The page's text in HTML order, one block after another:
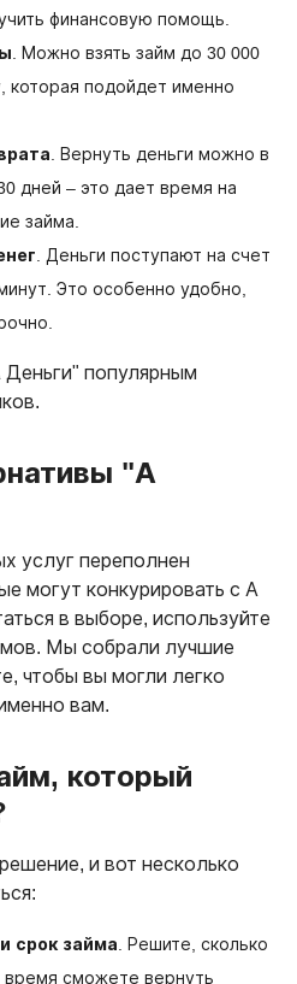
финансовую помощь.
. Можно взять займ до 30 000
которая подойдет именно
. Вернуть деньги можно в
дней – это дает время на
займа.
. Деньги поступают на счет
Это особенно удобно,
популярным
"А
услуг переполнен
могут конкурировать с А
в выборе, используйте
Мы собрали лучшие
чтобы вы могли легко
вам.
который
и вот несколько
срок займа . Решите, сколько
время сможете вернуть